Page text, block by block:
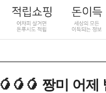
🥭🥭🥭 짱미 어제